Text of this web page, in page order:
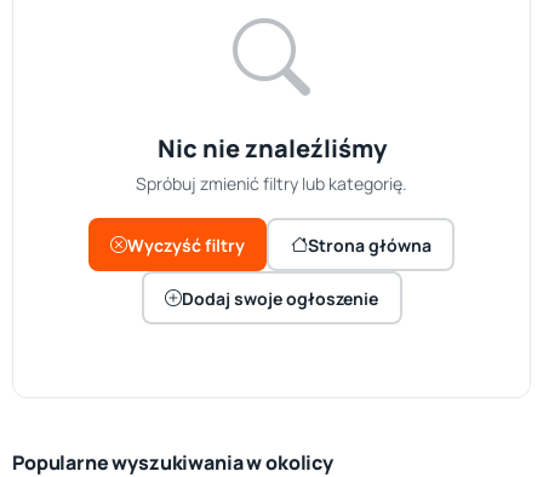
Nic nie znaleźliśmy
Spróbuj zmienić filtry lub kategorię.
Wyczyść filtry Strona główna
Dodaj swoje ogłoszenie
Popularne wyszukiwania w okolicy